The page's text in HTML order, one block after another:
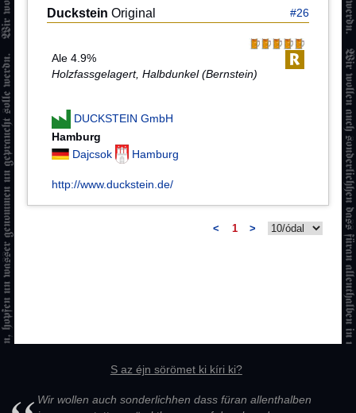
Duckstein Original #26
Ale 4.9%
Holzfassgelagert, Halbdunkel (Bernstein)
DUCKSTEIN GmbH
Hamburg
Dajcsok
Hamburg
http://www.duckstein.de/
< 1 >
S az éjn sörömet ki kíri ki?
Wir wollen auch sonderlichhen dass füran allenthalben